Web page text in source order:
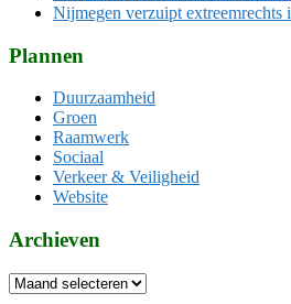
Nijmegen verzuipt extreemrechts
Plannen
Duurzaamheid
Groen
Raamwerk
Sociaal
Verkeer & Veiligheid
Website
Archieven
Archieven